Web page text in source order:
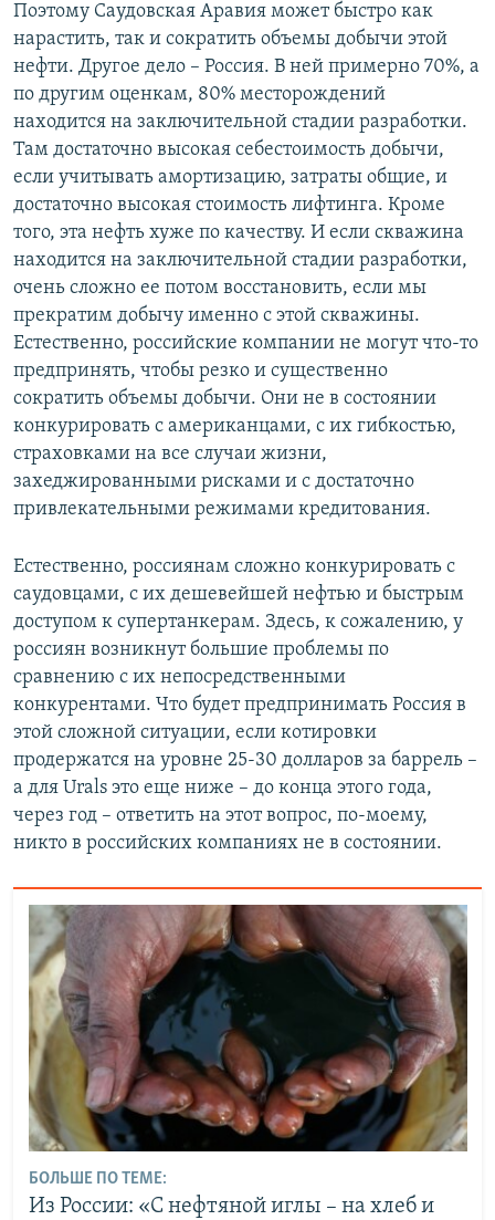
Поэтому Саудовская Аравия может быстро как
нарастить, так и сократить объемы добычи этой
нефти. Другое дело – Россия. В ней примерно 70%, а
по другим оценкам, 80% месторождений
находится на заключительной стадии разработки.
Там достаточно высокая себестоимость добычи,
если учитывать амортизацию, затраты общие, и
достаточно высокая стоимость лифтинга. Кроме
того, эта нефть хуже по качеству. И если скважина
находится на заключительной стадии разработки,
очень сложно ее потом восстановить, если мы
прекратим добычу именно с этой скважины.
Естественно, российские компании не могут что-то
предпринять, чтобы резко и существенно
сократить объемы добычи. Они не в состоянии
конкурировать с американцами, с их гибкостью,
страховками на все случаи жизни,
захеджированными рисками и с достаточно
привлекательными режимами кредитования.
Естественно, россиянам сложно конкурировать с
саудовцами, с их дешевейшей нефтью и быстрым
доступом к супертанкерам. Здесь, к сожалению, у
россиян возникнут большие проблемы по
сравнению с их непосредственными
конкурентами. Что будет предпринимать Россия в
этой сложной ситуации, если котировки
продержатся на уровне 25-30 долларов за баррель –
а для Urals это еще ниже – до конца этого года,
через год – ответить на этот вопрос, по-моему,
никто в российских компаниях не в состоянии.
БОЛЬШЕ ПО ТЕМЕ:
Из России: «С нефтяной иглы – на хлеб и